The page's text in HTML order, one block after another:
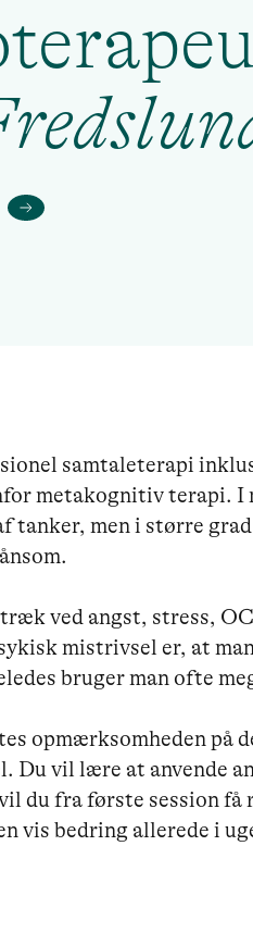
samtaleterapi
metakognitiv terapi.
tanker, men i større
ved angst, stress,
mistrivsel er, at
bruger man ofte
opmærksomheden på
Du vil lære at anvende
du fra første session få